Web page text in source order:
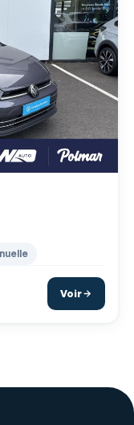
Voir